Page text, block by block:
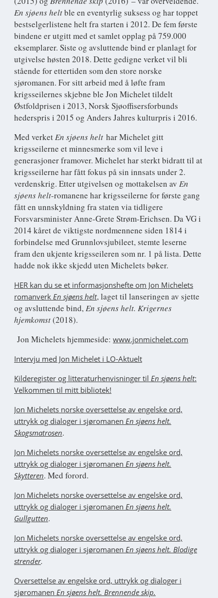
En sjøens heltble en eventyrlig suksess og har toppet
bestselgerlistene helt fra starten i 2012. De fem første
bindene er utgitt med et samlet opplag på 759.000
eksemplarer. Siste og avsluttende bind er planlagt for
utgivelse høsten 2018. Dette gedigne verket vil bli
stående for ettertiden som den store norske
sjøromanen. For sitt arbeid med å løfte fram
krigsseilernes skjebne ble Jon Michelet tildelt
Østfoldprisen i 2013, Norsk Sjøoffisersforbunds
hederspris i 2015 og Anders Jahres kulturpris i 2016.
Med verketEn sjøens helt har Michelet gitt
krigsseilerne et minnesmerke som vil leve i
generasjoner framover. Michelet har sterkt bidratt til at
krigsseilerne har fått fokus på sin innsats under 2.
verdenskrig. Etter utgivelsen og mottakelsen av En
sjøens helt-romanene har krigsseilerne for første gang
fått en unnskyldning fra staten via tidligere
Forsvarsminister Anne-Grete Strøm-Erichsen. Da VG i
2014 kåret de viktigste nordmennene siden 1814 i
forbindelse med Grunnlovsjubileet, stemte leserne
fram den ukjente krigsseileren som nr. 1 på lista. Dette
hadde nok ikke skjedd uten Michelets bøker.
HER kan du se et informasjonshefte om Jon Michelets
romanverk En sjøens helt, laget til lanseringen av sjette
og avsluttende bind,En sjøens helt. Krigernes
hjemkomst(2018).
Jon Michelets hjemmeside: www.jonmichelet.com
Intervju med Jon Michelet i LO-Aktuelt
Kilderegister og litteraturhenvisninger til En sjøens helt:
Velkommen til mitt bibliotek!
Jon Michelets norske oversettelse av engelske ord,
uttrykk og dialoger i sjøromanen En sjøens helt.
Skogsmatrosen.
Jon Michelets norske oversettelse av engelske ord,
uttrykk og dialoger i sjøromanen En sjøens helt.
Skytteren. Med forord.
Jon Michelets norske oversettelse av engelske ord,
uttrykk og dialoger i sjøromanen En sjøens helt.
Gullgutten.
Jon Michelets norske oversettelse av engelske ord,
uttrykk og dialoger i sjøromanen En sjøens helt. Blodige
strender.
Oversettelse av engelske ord, uttrykk og dialoger i
sjøromanen En sjøens helt. Brennende skip.